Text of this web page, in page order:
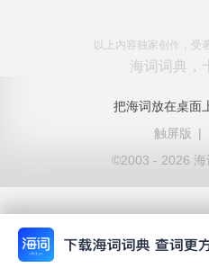
以上内容独家创作，受
海词词典，
把海词放在桌面
触屏版
|
©2003 - 2026 海